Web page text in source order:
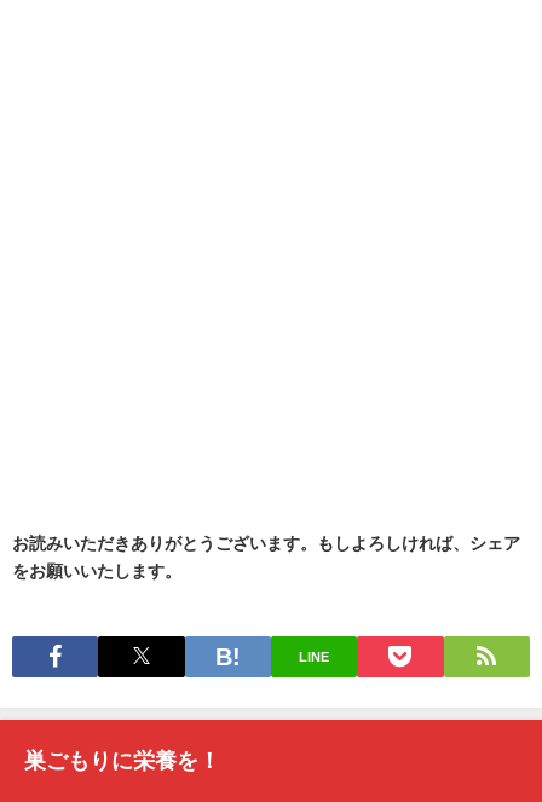
お読みいただきありがとうございます。もしよろしければ、シェア
をお願いいたします。
LINE
巣ごもりに栄養を！